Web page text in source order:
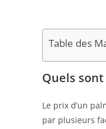
Table des
Quels
Le prix d’un
par plusieurs